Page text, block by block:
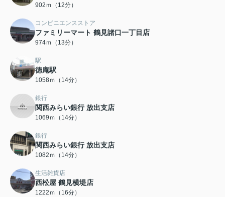
902ｍ（12分）
コンビニエンスストア
ファミリーマート 鶴見諸口一丁目店
974ｍ（13分）
駅
徳庵駅
1058ｍ（14分）
銀行
関西みらい銀行 放出支店
1069ｍ（14分）
銀行
関西みらい銀行 放出支店
1082ｍ（14分）
生活雑貨店
西松屋 鶴見横堤店
1222ｍ（16分）